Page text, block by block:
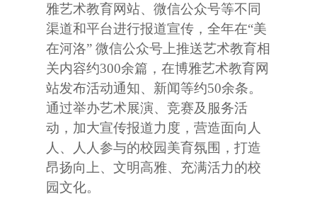
雅艺术教育网站、微信公众号等不同
渠道和平台进行报道宣传，全年在“美
在河洛” 微信公众号上推送艺术教育相
关内容约300余篇，在博雅艺术教育网
站发布活动通知、新闻等约50余条。
通过举办艺术展演、竞赛及服务活
动，加大宣传报道力度，营造面向人
人、人人参与的校园美育氛围，打造
昂扬向上、文明高雅、充满活力的校
园文化。